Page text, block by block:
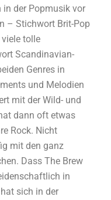
in der Popmusik vor
– Stichwort Brit-Pop
tolle
Scandinavian-
Genres in
und Melodien
mit der Wild- und
dann oft etwas
Rock. Nicht
mit den ganz
Dass The Brew
in
sich in der